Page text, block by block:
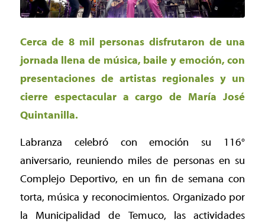
Cerca de 8 mil personas disfrutaron de una
jornada llena de música, baile y emoción, con
presentaciones de artistas regionales y un
cierre espectacular a cargo de María José
Quintanilla.
Labranza celebró con emoción su 116°
aniversario, reuniendo miles de personas en su
Complejo Deportivo, en un fin de semana con
torta, música y reconocimientos. Organizado por
la Municipalidad de Temuco, las actividades